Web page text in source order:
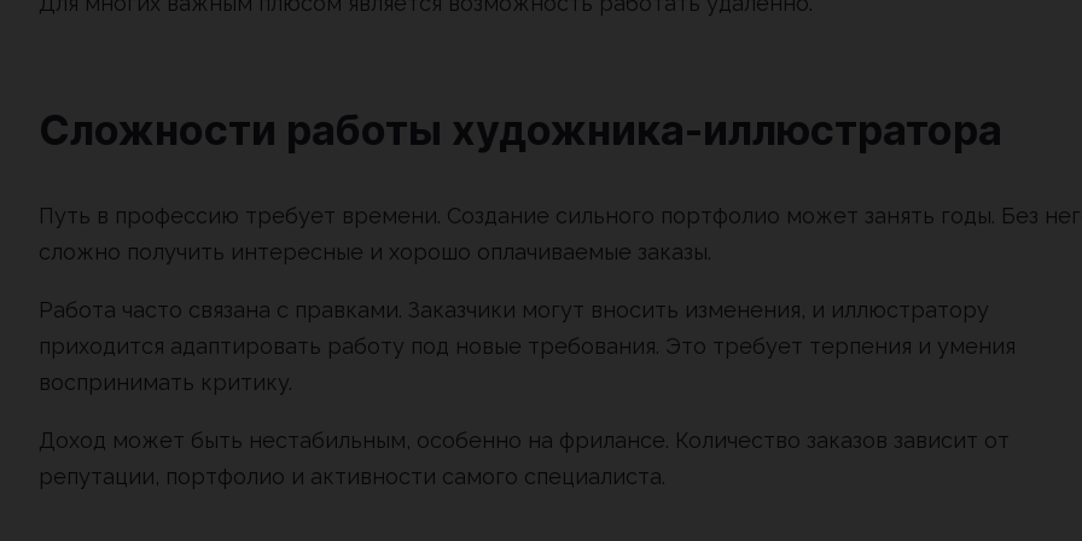
Сложности работы художника-иллюстратора
Путь в профессию требует времени. Создание сильного портфолио может занять годы. Без
сложно получить интересные и хорошо оплачиваемые заказы.
Работа часто связана с правками. Заказчики могут вносить изменения, и иллюстратору
приходится адаптировать работу под новые требования. Это требует терпения и умения
воспринимать критику.
Доход может быть нестабильным, особенно на фрилансе. Количество заказов зависит от
репутации, портфолио и активности самого специалиста.